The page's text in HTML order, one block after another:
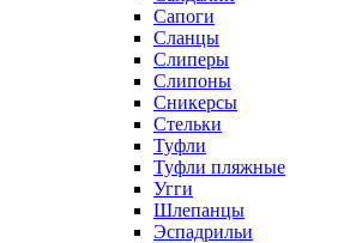
Сапоги
Сланцы
Слиперы
Слипоны
Сникерсы
Стельки
Туфли
Туфли пляжные
Угги
Шлепанцы
Эспадрильи